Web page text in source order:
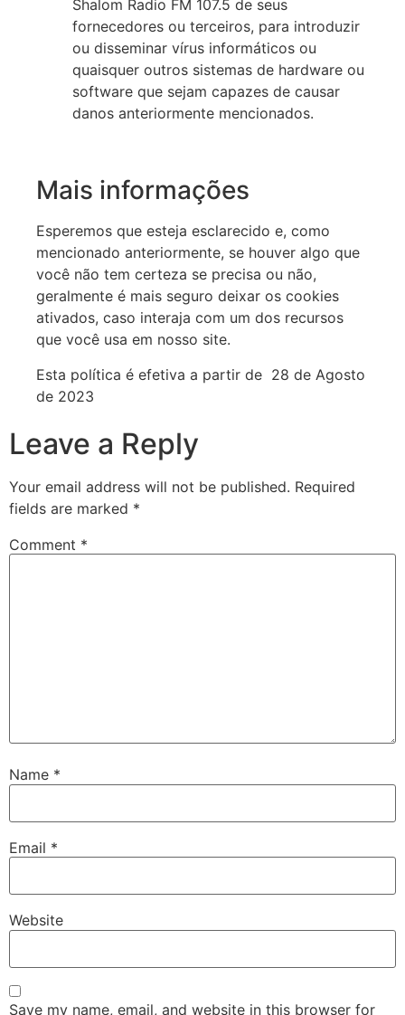
Shalom Radio FM 107.5 de seus
fornecedores ou terceiros, para introduzir
ou disseminar vírus informáticos ou
quaisquer outros sistemas de hardware ou
software que sejam capazes de causar
danos anteriormente mencionados.
Mais informações
Esperemos que esteja esclarecido e, como
mencionado anteriormente, se houver algo que
você não tem certeza se precisa ou não,
geralmente é mais seguro deixar os cookies
ativados, caso interaja com um dos recursos
que você usa em nosso site.
Esta política é efetiva a partir de 28 de Agosto
de 2023
Leave a Reply
Your email address will not be published. Required
fields are marked *
Comment *
Name *
Email *
Website
Save my name, email, and website in this browser for